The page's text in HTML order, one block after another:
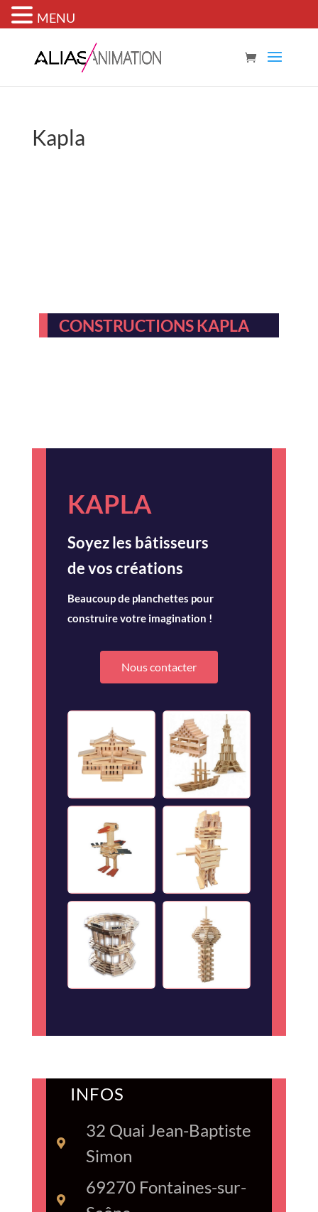
Kapla
CONSTRUCTIONS KAPLA
KAPLA
Soyez les bâtisseurs
de vos créations
Beaucoup de planchettes pour
construire votre imagination !
Nous contacter
INFOS
32 Quai Jean-Baptiste
Simon
69270 Fontaines-sur-
MENU